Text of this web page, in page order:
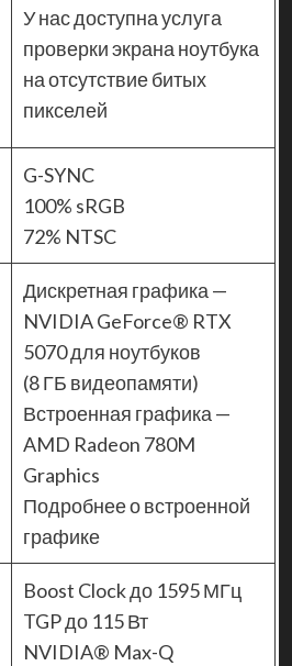
У нас доступна услуга
проверки экрана ноутбука
на отсутствие битых
пикселей
G-SYNC
100% sRGB
72% NTSC
Дискретная графика —
NVIDIA GeForce® RTX
5070 для ноутбуков
(8 ГБ видеопамяти)
Встроенная графика —
AMD Radeon 780M
Graphics
Подробнее о встроенной
графике
Boost Clock до 1595 МГц
TGP до 115 Вт
NVIDIA® Max-Q